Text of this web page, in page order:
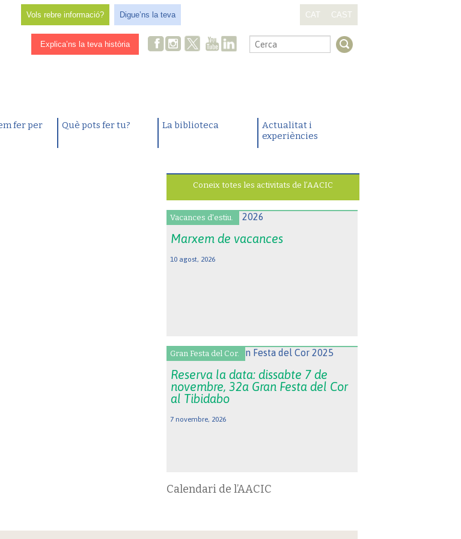
Vols rebre informació? Digue’ns la teva CAT CAST
Explica’ns la teva història .
fer per
Què pots fer tu? La biblioteca
Actualitat i
experiències
Coneix totes les activitats de l’AACIC
Vacances d'estiu.
Marxem de vacances
10 agost, 2026
Gran Festa del Cor.
Reserva la data: dissabte 7 de
novembre, 32a Gran Festa del Cor
al Tibidabo
7 novembre, 2026
Calendari de l’AACIC